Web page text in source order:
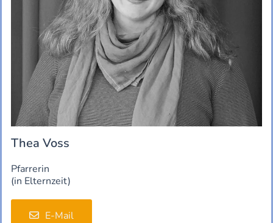
Thea Voss
Pfarrerin
(in Elternzeit)
E-Mail